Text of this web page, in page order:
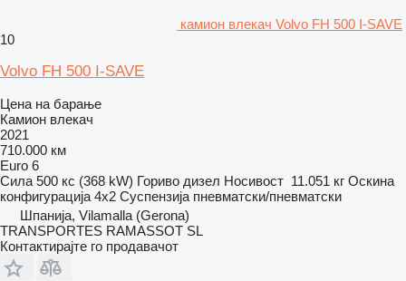
камион влекач Volvo FH 500 I-SAVE
10
Volvo FH 500 I-SAVE
Цена на барање
Камион влекач
2021
710.000 км
Euro 6
Сила 500 кс (368 kW) Гориво дизел Носивост 11.051 кг Оскина
конфигурација 4x2 Суспензија пневматски/пневматски
Шпанија, Vilamalla (Gerona)
TRANSPORTES RAMASSOT SL
Контактирајте го продавачот